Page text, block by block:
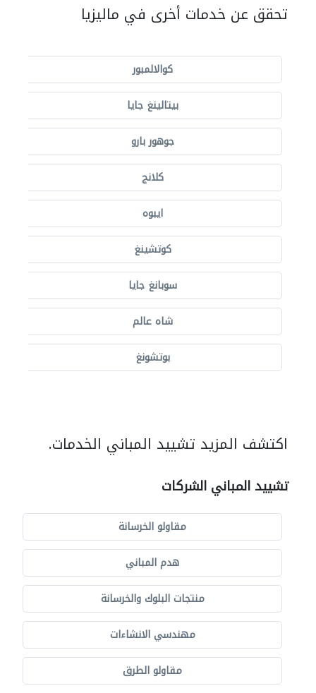
تحقق عن خدمات أخرى في ماليزيا
كوالالمبور
بيتالينغ جايا
جوهور بارو
كلانج
ايبوه
كوتشينغ
سوبانغ جايا
شاه عالم
بوتشونغ
اكتشف المزيد تشييد المباني الخدمات.
تشييد المباني الشركات
مقاولو الخرسانة
هدم المباني
منتجات البلوك والخرسانة
مهندسي الانشاءات
مقاولو الطرق